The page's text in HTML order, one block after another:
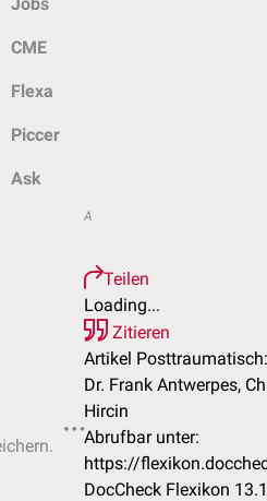
CME
Flexa
Piccer
Ask
A
Teilen
Loading...
Zitieren
Artikel Posttraumatisch:
Dr. Frank Antwerpes,
Hircin
Abrufbar unter:
https://
DocCheck Flexikon